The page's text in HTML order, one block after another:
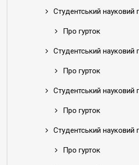
Студентський науковий
Про гурток
Студентський науковий
Про гурток
Студентський науковий
Про гурток
Студентський науковий
Про гурток